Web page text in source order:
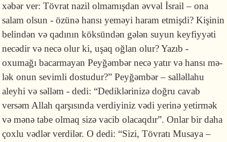
xəbər ver: Tövrat nazil olmamışdan əvvəl İsrail – ona
salam olsun - özünə hansı yeməyi haram etmişdi? Kişinin
belindən və qadının köksündən gələn suyun keyfiyyəti
necədir və necə olur ki, uşaq oğlan olur? Yazıb -
oxumağı bacarmayan Pey­ğəmbər necə yatır və hansı mə­
lək onun sevimli dostudur?” Peyğəmbər – salləllahu
aleyhi və səlləm - dedi: “Dediklərinizə doğru cavab
versəm Allah qarşısında ver­di­yi­niz vədi yerinə yetirmək
və mənə tabe olmaq sizə vacib olacaqdır”. Onlar bir daha
çoxlu vədlər verdilər. O dedi: “Sizi, Tövratı Musaya –